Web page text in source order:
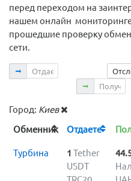
перед переходом на
нашем онлайн
прошедшие проверку
сети.
Отдаете
Получаете
Город: Киев
Обменник
Отдаете
Турбина 1 Tether
USDT